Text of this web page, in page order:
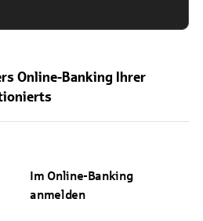
Online-Banking Ihrer
Im Online-Banking
anmelden